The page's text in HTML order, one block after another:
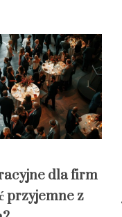
dla firm
przyjemne z